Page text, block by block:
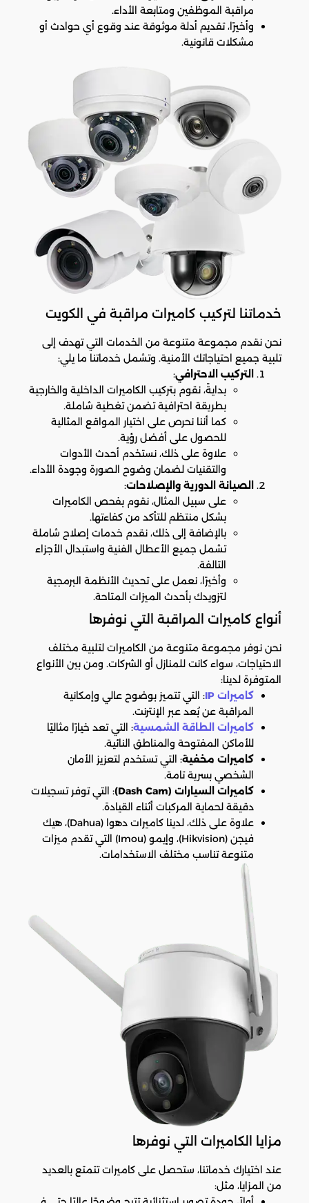
مراقبة الموظفين ومتابعة الأداء.
وأخيرًا، تقديم أدلة موثوقة عند وقوع أي حوادث أو
مشكلات قانونية.
خدماتنا لتركيب كاميرات مراقبة في الكويت
نحن نقدم مجموعة متنوعة من الخدمات التي تهدف إلى
تلبية جميع احتياجاتك الأمنية. وتشمل خدماتنا ما يلي:
التركيب الاحترافي:
بدايةً، نقوم بتركيب الكاميرات الداخلية والخارجية
بطريقة احترافية تضمن تغطية شاملة.
كما أننا نحرص على اختيار المواقع المثالية
للحصول على أفضل رؤية.
علاوة على ذلك، نستخدم أحدث الأدوات
والتقنيات لضمان وضوح الصورة وجودة الأداء.
الصيانة الدورية والإصلاحات:
على سبيل المثال، نقوم بفحص الكاميرات
بشكل منتظم للتأكد من كفاءتها.
بالإضافة إلى ذلك، نقدم خدمات إصلاح شاملة
تشمل جميع الأعطال الفنية واستبدال الأجزاء
التالفة.
وأخيرًا، نعمل على تحديث الأنظمة البرمجية
لتزويدك بأحدث الميزات المتاحة.
أنواع كاميرات المراقبة التي نوفرها
نحن نوفر مجموعة متنوعة من الكاميرات لتلبية مختلف
الاحتياجات، سواء كانت للمنازل أو الشركات. ومن بين الأنواع
المتوفرة لدينا:
كاميرات IP
: التي تتميز بوضوح عالي وإمكانية
المراقبة عن بُعد عبر الإنترنت.
كاميرات الطاقة الشمسية: التي تعد خيارًا مثاليًا
للأماكن المفتوحة والمناطق النائية.
كاميرات مخفية: التي تستخدم لتعزيز الأمان
الشخصي بسرية تامة.
كاميرات السيارات (Dash Cam)
: التي توفر تسجيلات
دقيقة لحماية المركبات أثناء القيادة.
علاوة على ذلك، لدينا كاميرات دهوا (Dahua)، هيك
فيجن (Hikvision)، وإيمو (Imou) التي تقدم ميزات
متنوعة تناسب مختلف الاستخدامات.
مزايا الكاميرات التي نوفرها
عند اختيارك خدماتنا، ستحصل على كاميرات تتمتع بالعديد
من المزايا، مثل: